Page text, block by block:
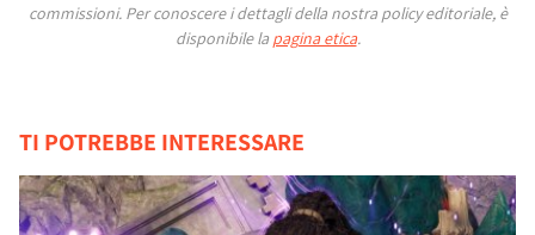
commissioni. Per conoscere i dettagli della nostra policy editoriale, è
disponibile la pagina etica.
TI POTREBBE INTERESSARE